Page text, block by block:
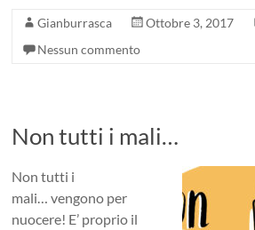
Gianburrasca Ottobre 3, 2017
Nessun commento
Non tutti i mali…
Non tutti i
mali… vengono per
nuocere! E’ proprio il